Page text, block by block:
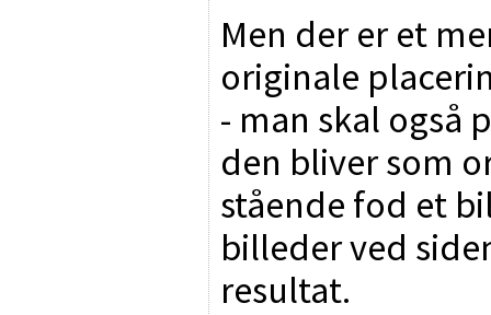
Men der er et
originale
- man skal også
den bliver som
stående fod et
billeder ved
resultat.